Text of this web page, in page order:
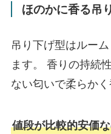
ほのかに香る吊
吊り下げ型はルー
ます。 香りの持続
ない匂いで柔らか
値段が比較的安価